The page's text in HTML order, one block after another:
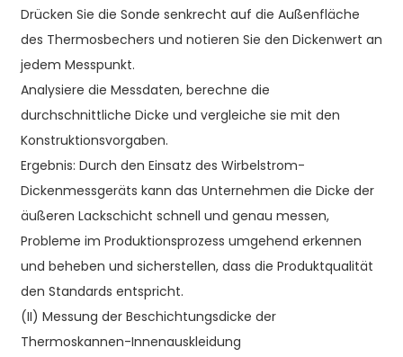
Drücken Sie die Sonde senkrecht auf die Außenfläche
des Thermosbechers und notieren Sie den Dickenwert an
jedem Messpunkt.
Analysiere die Messdaten, berechne die
durchschnittliche Dicke und vergleiche sie mit den
Konstruktionsvorgaben.
Ergebnis: Durch den Einsatz des Wirbelstrom-
Dickenmessgeräts kann das Unternehmen die Dicke der
äußeren Lackschicht schnell und genau messen,
Probleme im Produktionsprozess umgehend erkennen
und beheben und sicherstellen, dass die Produktqualität
den Standards entspricht.
(II) Messung der Beschichtungsdicke der
Thermoskannen-Innenauskleidung